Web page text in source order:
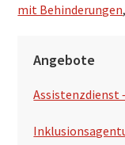
mit Behinderungen,
Angebote
Assistenzdienst